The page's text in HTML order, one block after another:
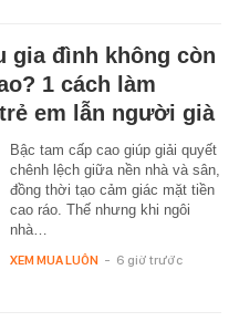
gia đình không còn
1 cách làm
em lẫn người già
Bậc tam cấp cao giúp giải quyết
chênh lệch giữa nền nhà và sân,
đồng thời tạo cảm giác mặt tiền
cao ráo. Thế nhưng khi ngôi
nhà…
XEM MUA LUÔN - 6 giờ trước